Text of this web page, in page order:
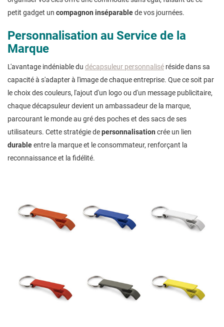
petit gadget un compagnon inséparablede vos journées.
Personnalisation au Service de la
Marque
L'avantage indéniable du décapsuleur personnalisé réside dans sa
capacité à s'adapter à l'image de chaque entreprise. Que ce soit par
le choix des couleurs, l'ajout d'un logo ou d'un message publicitaire,
chaque décapsuleur devient un ambassadeur de la marque,
parcourant le monde au gré des poches et des sacs de ses
utilisateurs. Cette stratégie depersonnalisation crée un lien
durableentre la marque et le consommateur, renforçant la
reconnaissance et la fidélité.